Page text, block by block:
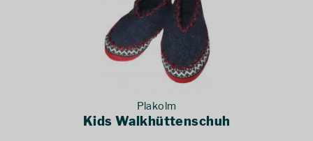
Plakolm
Kids Walkhüttenschuh